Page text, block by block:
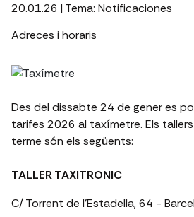
20.01.26 | Tema: Notificaciones
Adreces i horaris
Des del dissabte 24 de gener es
tarifes 2026 al taxímetre. Els
terme són els següents:
TALLER TAXITRONIC
C/ Torrent de l’Estadella, 64 -